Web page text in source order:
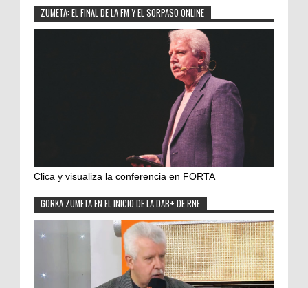
ZUMETA: EL FINAL DE LA FM Y EL SORPASO ONLINE
Clica y visualiza la conferencia en FORTA
GORKA ZUMETA EN EL INICIO DE LA DAB+ DE RNE